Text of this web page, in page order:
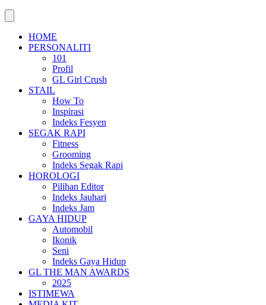
HOME
PERSONALITI
101
Profil
GL Girl Crush
STAIL
How To
Inspirasi
Indeks Fesyen
SEGAK RAPI
Fitness
Grooming
Indeks Segak Rapi
HOROLOGI
Pilihan Editor
Indeks Jauhari
Indeks Jam
GAYA HIDUP
Automobil
Ikonik
Seni
Indeks Gaya Hidup
GL THE MAN AWARDS
2025
ISTIMEWA